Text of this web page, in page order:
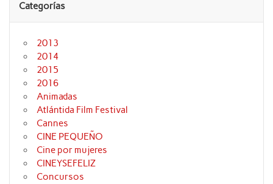
Categorías
2013
2014
2015
2016
Animadas
Atlántida Film Festival
Cannes
CINE PEQUEÑO
Cine por mujeres
CINEYSEFELIZ
Concursos